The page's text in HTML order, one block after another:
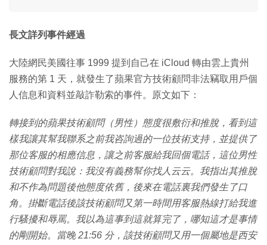
長文詳列事件經過
大陸網民美國往事 1999 提到自己在 iCloud 轉由雲上貴州
服務的第 1 天，就發生了蘋果官方技術顧問非法竊取用戶個
人信息和資料並敲詐勒索的事件。原文如下：
轉接到的蘋果技術顧問（男性）態度很敷衍和推脫，看到這
樣我讓其幫我聯系之前我咨詢過的一位技術支持，並提供了
那位客服的相應信息，讓之前客服給我回個電話，這位男性
技術顧問對我說：我沒有義務幫你找人云云。我指出其推脫
和不作為問題後他態度依舊，後來在電話裏我們發生了口
角。掛斷電話後該技術顧問又第一時間用客服熱線打給我進
行騷擾和辱罵。我以為這事到這就算完了，哪知這才是事情
的剛開始。當晚 21:56 分，該技術顧問又用一個屬地是西安